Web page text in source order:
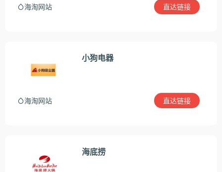
海淘网站 直达链接
小狗电器
海淘网站 直达链接
海底捞